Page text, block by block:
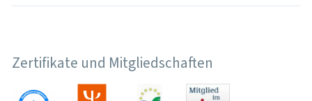
Zertifikate und Mitgliedschaften